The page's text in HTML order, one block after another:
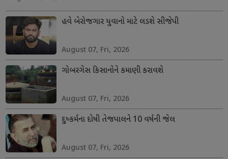
હવે બેરોજગાર યુવાનો માટે લડશે સીજેપી
August 07, Fri, 2026
ગોબરગેસ કિસાનોને કમાણી કરાવશે
August 07, Fri, 2026
દુષ્કર્મના દોષી તેજપાલને 10 વર્ષની જેલ
August 07, Fri, 2026